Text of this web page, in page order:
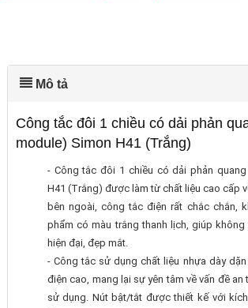
Mô tả
Công tắc đôi 1 chiều có dải phản
module) Simon H41 (Trắng)
- Công tắc đôi 1 chiều có dải phản
H41 (Trắng) được làm từ chất liệu cao cấp
bên ngoài, công tắc điện rất chắc chắn,
phẩm có màu trắng thanh lịch, giúp
hiện đại, đẹp mắt.
- Công tắc sử dụng chất liệu nhựa dày
điện cao, mang lại sự yên tâm về vấn đề
sử dụng. Nút bật/tắt được thiết kế với